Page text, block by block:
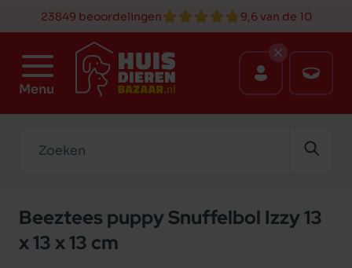
23849 beoordelingen 9,6 van de 10
Menu
Beeztees puppy Snuffelbol Izzy 13
x 13 x 13 cm